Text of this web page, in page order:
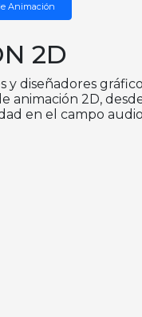
Animación
2D
y diseñadores
animación 2D,
en el campo